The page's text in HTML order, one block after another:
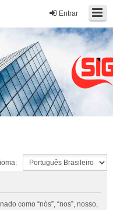
Entrar
como “nós”, “nos”, nosso,